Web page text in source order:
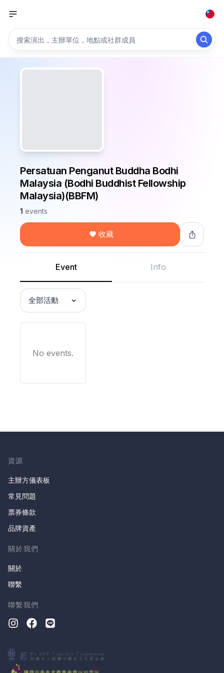
Persatuan Penganut Buddha Bodhi
Malaysia (Bodhi Buddhist Fellowship
Malaysia)(BBFM)
1 events
收藏
Event Info
全部活動
No events.
資源
主辦方儀表板
常見問題
票券條款
品牌資產
關於我們
關於
聯繫
聯繫我們